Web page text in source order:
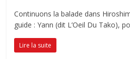
Continuons la balade dans
guide : Yann (dit L’Oeil Du Tako),
Lire la suite